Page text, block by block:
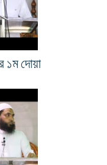
১ম দোয়া